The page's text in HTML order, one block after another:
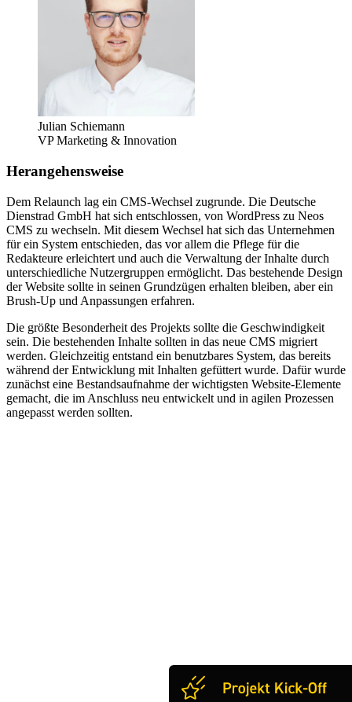
Julian Schiemann
VP Marketing & Innovation
Herangehensweise
Dem Relaunch lag ein CMS-Wechsel zugrunde. Die Deutsche
Dienstrad GmbH hat sich entschlossen, von WordPress zu Neos
CMS zu wechseln. Mit diesem Wechsel hat sich das Unternehmen
für ein System entschieden, das vor allem die Pflege für die
Redakteure erleichtert und auch die Verwaltung der Inhalte durch
unterschiedliche Nutzergruppen ermöglicht. Das bestehende Design
der Website sollte in seinen Grundzügen erhalten bleiben, aber ein
Brush-Up und Anpassungen erfahren.
Die größte Besonderheit des Projekts sollte die Geschwindigkeit
sein. Die bestehenden Inhalte sollten in das neue CMS migriert
werden. Gleichzeitig entstand ein benutzbares System, das bereits
während der Entwicklung mit Inhalten gefüttert wurde. Dafür wurde
zunächst eine Bestandsaufnahme der wichtigsten Website-Elemente
gemacht, die im Anschluss neu entwickelt und in agilen Prozessen
angepasst werden sollten.